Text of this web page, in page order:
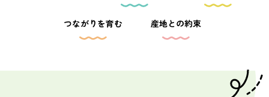
つながりを育む 産地との約束
「作る」と「食べる」の
垣根をぴょんと超えて。